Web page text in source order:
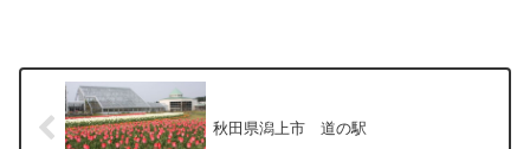
秋田県潟上市 道の駅